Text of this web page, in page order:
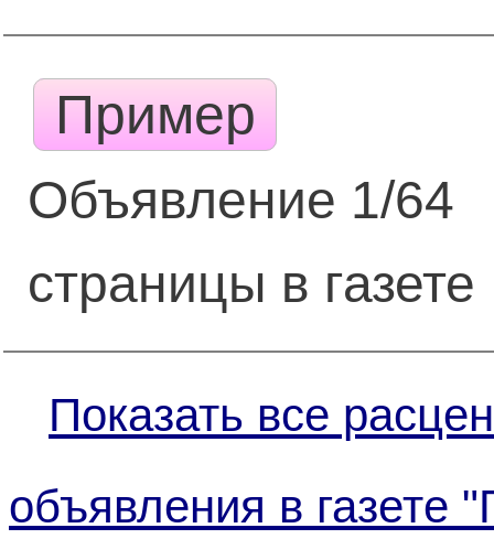
Пример
Объявление 1/64
страницы в газете
Показать все
объявления в газете